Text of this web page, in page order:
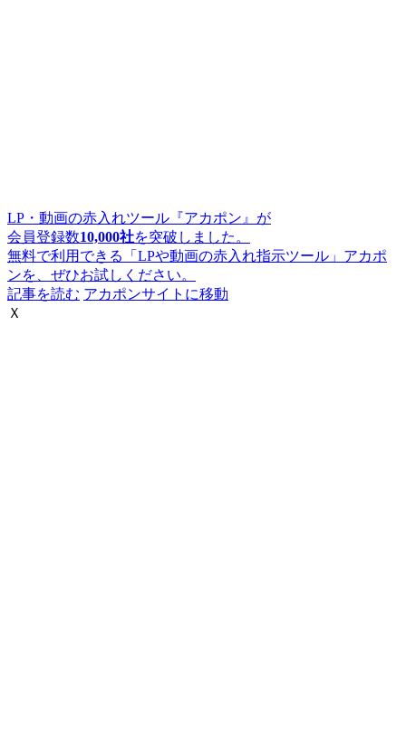
LP・動画の赤入れツール『アカポン』が
会員登録数10,000社を突破しました。
無料で利用できる「LPや動画の赤入れ指示ツール」アカポ
ンを、ぜひお試しください。
記事を読む アカポンサイトに移動
Ｘ